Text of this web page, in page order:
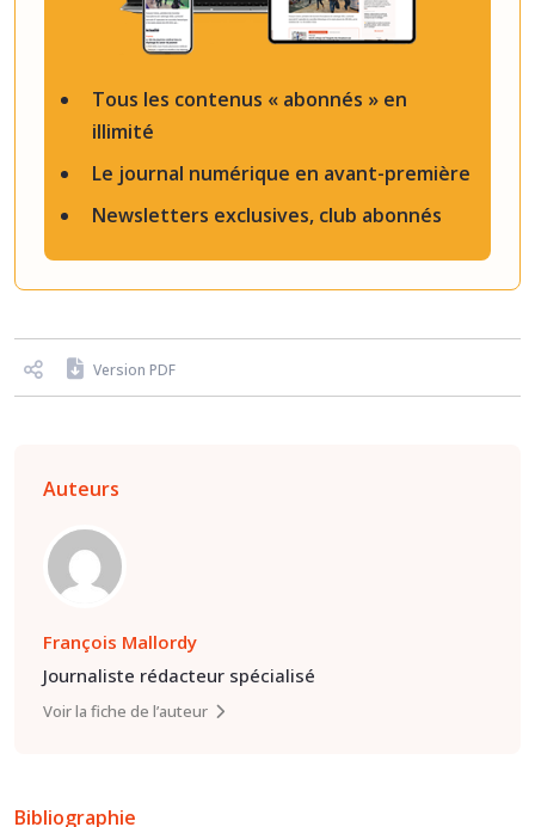
Tous les contenus « abonnés » en
illimité
Le journal numérique en avant-première
Newsletters exclusives, club abonnés
Version PDF
Auteurs
François Mallordy
Journaliste rédacteur spécialisé
Voir la fiche de l’auteur
Bibliographie